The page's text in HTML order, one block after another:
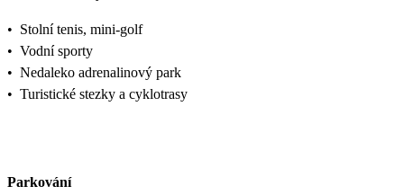
• Stolní tenis, mini-golf
• Vodní sporty
• Nedaleko adrenalinový park
• Turistické stezky a cyklotrasy
Parkování